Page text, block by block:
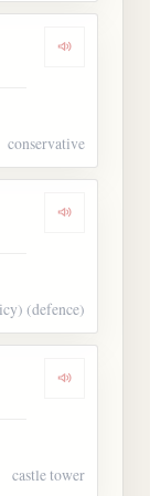
Dengarkan
conservative
Dengarkan
(defence)
Dengarkan
castle tower